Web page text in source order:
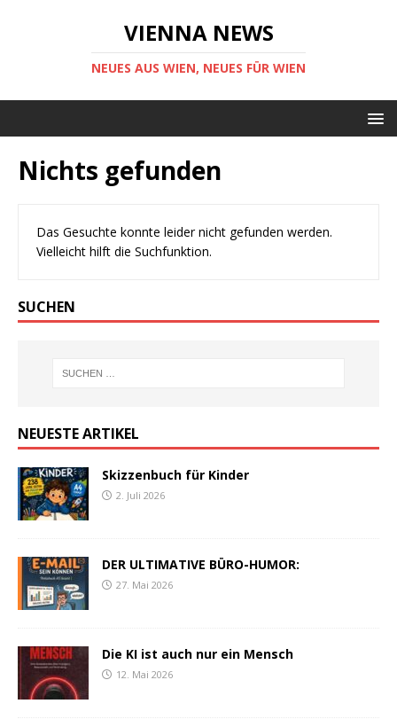
VIENNA NEWS
NEUES AUS WIEN, NEUES FÜR WIEN
Nichts gefunden
Das Gesuchte konnte leider nicht gefunden werden.
Vielleicht hilft die Suchfunktion.
SUCHEN
NEUESTE ARTIKEL
Skizzenbuch für Kinder
2. Juli 2026
DER ULTIMATIVE BÜRO-HUMOR:
27. Mai 2026
Die KI ist auch nur ein Mensch
12. Mai 2026